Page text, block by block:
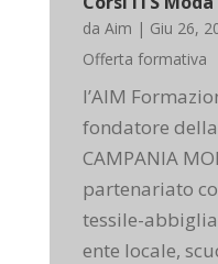
da Aim | Giu 26,
Offerta formativa
l’AIM
fondatore
CAMPANIA
partenariato
tessile-
ente locale,